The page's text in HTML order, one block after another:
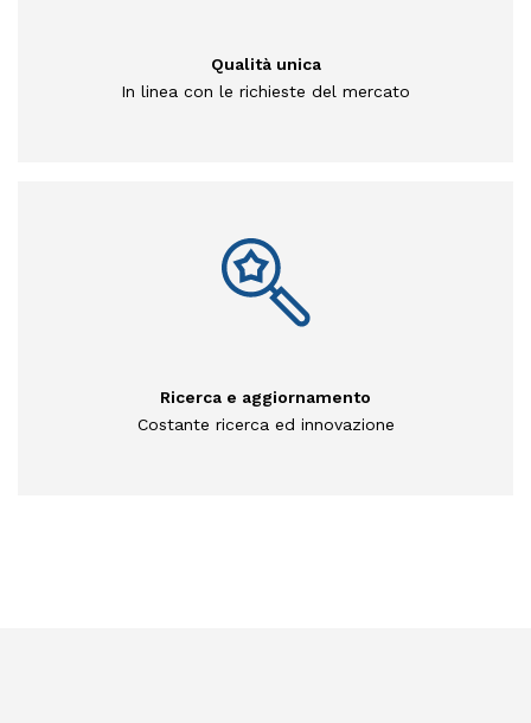
Qualità unica
In linea con le richieste del mercato
Ricerca e aggiornamento
Costante ricerca ed innovazione